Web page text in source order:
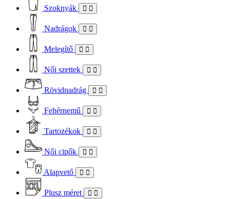
Szoknyák
Nadrágok
Melegítő
Női szettek
Rövidnadrág
Fehérnemű
Tartozékok
Női cipők
Alapvető
Plusz méret